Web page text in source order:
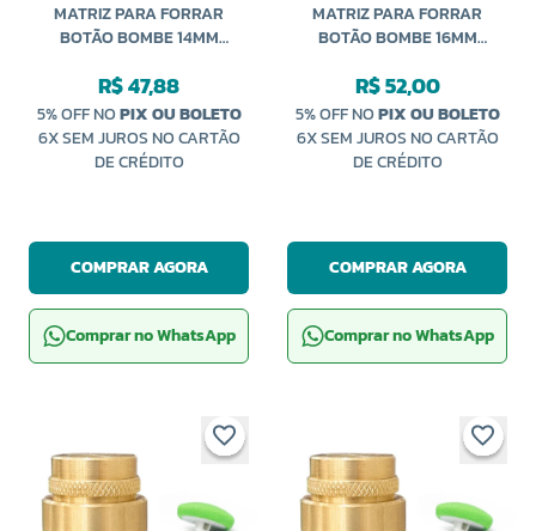
MATRIZ PARA FORRAR
BOTÃO BOMBE 14MM
R$ 47,88
5% OFF NOPIX OU BOLETO
6X SEM JUROS NO CARTÃO
DE CRÉDITO
COMPRAR AGORA
Comprar no WhatsApp
MATRIZ PARA FORRAR
BOTÃO BOMBE 16MM
R$ 52,00
5% OFF NOPIX OU BOLETO
6X SEM JUROS NO CARTÃO
DE CRÉDITO
COMPRAR AGORA
Comprar no WhatsApp